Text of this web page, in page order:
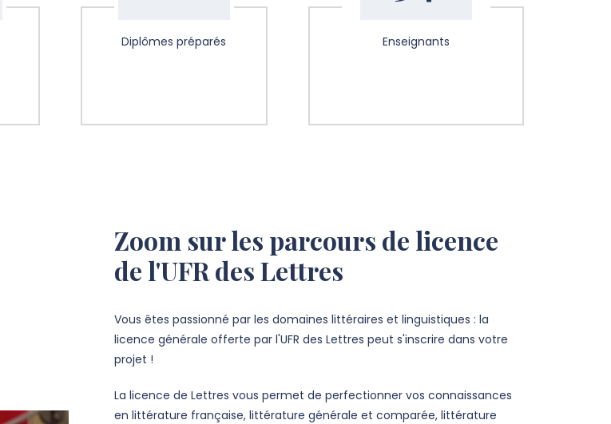
Diplômes préparés Enseignants
Zoom sur les parcours de licence
de l'UFR des Lettres
Vous êtes passionné par les domaines littéraires et linguistiques : la
licence générale offerte par l'UFR des Lettres peut s'inscrire dans votre
projet !
La licence de Lettres vous permet de perfectionner vos connaissances
en littérature française, littérature générale et comparée, littérature